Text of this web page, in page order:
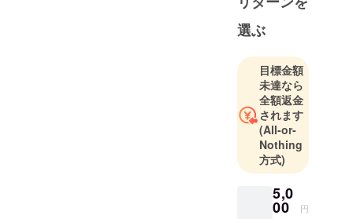
選ぶ
目標金額
未達なら
全額返金
されます
(All-or-
Nothing
方式)
5,0
00 円